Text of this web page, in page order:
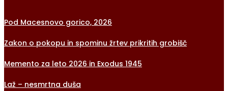
Pod Macesnovo gorico, 2026
Zakon o pokopu in spominu žrtev prikritih grobišč
Memento za leto 2026 in Exodus 1945
Laž – nesmrtna duša